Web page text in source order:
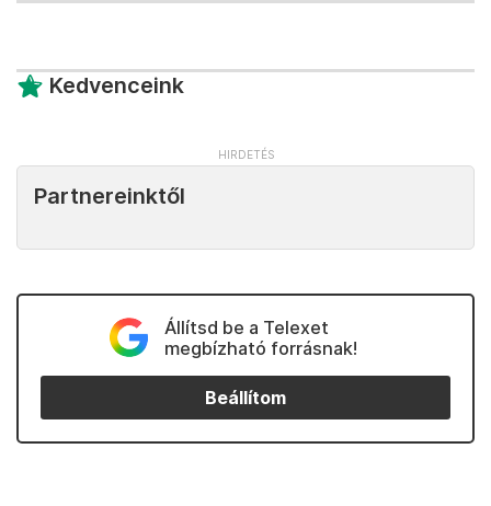
Kedvenceink
Partnereinktől
Állítsd be a Telexet
megbízható forrásnak!
Beállítom